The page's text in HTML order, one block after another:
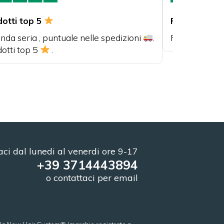
top 5
seria , puntuale nelle spedizioni
top 5
Puntualità
Puntualità
dal lunedi al venerdi ore 9-17
+39 3714443894
o contattaci per email